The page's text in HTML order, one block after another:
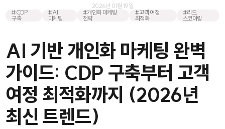
2026년 01월 19일
#CDP
구축
#AI
마케팅
#개인화 마케팅
전략
#고객 여정
최적화
#리드
스코어링
AI 기반 개인화 마케팅 완벽
가이드: CDP 구축부터 고객
여정 최적화까지 (2026년
최신 트렌드)